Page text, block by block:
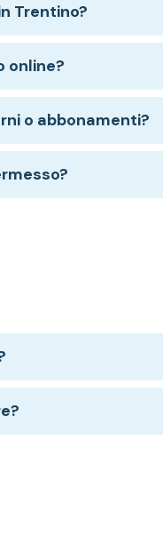
Trentino?
online?
o abbonamenti?